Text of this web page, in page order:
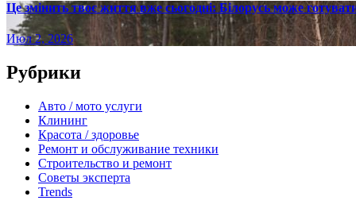
Це змінить твоє життя вже сьогодні: Білорусь може
Июл 2, 2026
Рубрики
Авто / мото услуги
Клининг
Красота / здоровье
Ремонт и обслуживание техники
Строительство и ремонт
Советы эксперта
Trends